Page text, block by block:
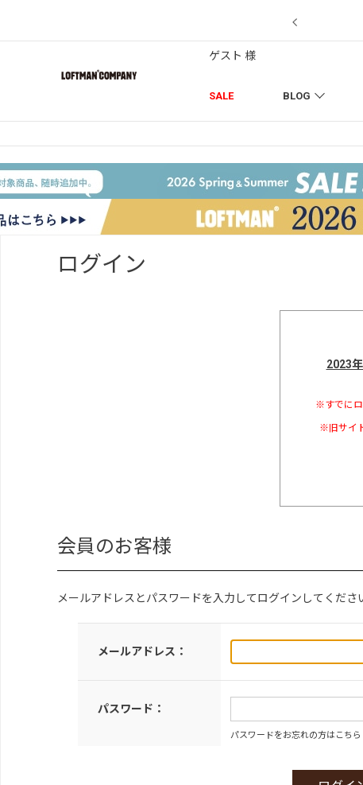
SALE BLOG
ゲスト 様
ログイン
2023
※すでにロ
※旧サイ
会員のお客様
メールアドレスとパスワードを入力してログインしてくださ
メールアドレス：
パスワード：
パスワードをお忘れの方はこちら